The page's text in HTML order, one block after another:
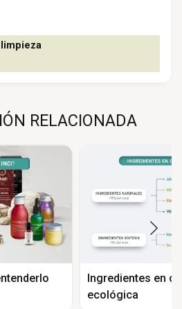
RELACIONADA
Ingredientes en
ecológica